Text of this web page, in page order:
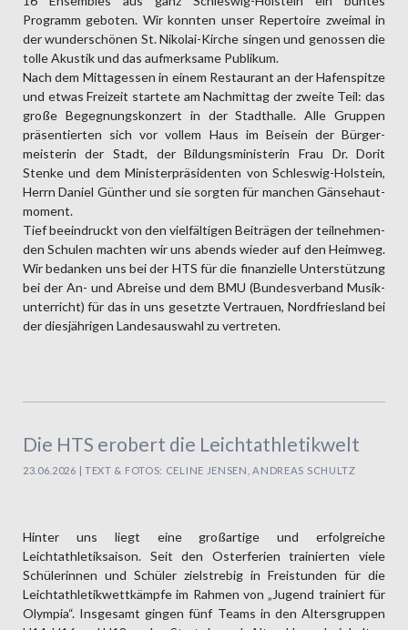
Programm geboten. Wir konnten unser Repertoire zwei­mal in
der wunder­schönen St. Nikolai-Kirche singen und genossen die
tolle Akustik und das aufmerk­same Publikum.
Nach dem Mittag­essen in einem Restaurant an der Hafen­spitze
und etwas Freizeit startete am Nach­mittag der zweite Teil: das
große Begeg­nungs­konzert in der Stadt­halle. Alle Gruppen
präsen­tierten sich vor vollem Haus im Beisein der Bürger­
meisterin der Stadt, der Bildungs­ministerin Frau Dr. Dorit
Stenke und dem Minister­präsi­denten von Schleswig-Holstein,
Herrn Daniel Günther und sie sorgten für manchen Gänse­haut­
moment.
Tief beeindruckt von den viel­fältigen Beiträgen der teil­nehmen­
den Schulen machten wir uns abends wieder auf den Heim­weg.
Wir bedanken uns bei der HTS für die finanzielle Unter­stützung
bei der An- und Abreise und dem BMU (Bundes­verband Musik­
unterricht) für das in uns gesetzte Vertrauen, Nord­friesland bei
der dies­jährigen Landes­auswahl zu vertreten.
Die HTS erobert die Leichtathletikwelt
23.06.2026 | TEXT & FOTOS: CELINE JENSEN, ANDREAS SCHULTZ
Hinter uns liegt eine großartige und erfolgreiche
Leichtathletiksaison. Seit den Osterferien trainierten viele
Schülerinnen und Schüler zielstrebig in Freistunden für die
Leichtathletikwettkämpfe im Rahmen von „Jugend trainiert für
Olympia“. Insgesamt gingen fünf Teams in den Altersgruppen